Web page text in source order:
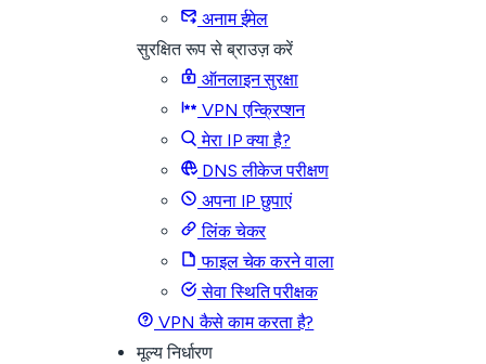
अनाम ईमेल
सुरक्षित रूप से ब्राउज़ करें
ऑनलाइन सुरक्षा
VPN एन्क्रिप्शन
मेरा IP क्या है?
DNS लीकेज परीक्षण
अपना IP छुपाएं
लिंक चेकर
फाइल चेक करने वाला
सेवा स्थिति परीक्षक
VPN कैसे काम करता है?
मूल्य निर्धारण